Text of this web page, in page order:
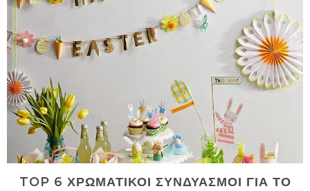
TOP 6 ΧΡΩΜΑΤΙΚΟΙ ΣΥΝΔΥΑΣΜΟΙ ΓΙΑ ΤΟ